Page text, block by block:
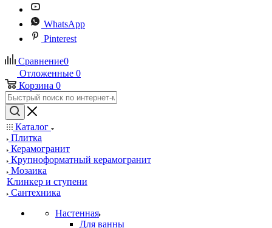
WhatsApp
Pinterest
Сравнение0
Отложенные 0
Корзина 0
Каталог
Плитка
Керамогранит
Крупноформатный керамогранит
Мозаика
Клинкер и ступени
Сантехника
Настенная
Для ванны